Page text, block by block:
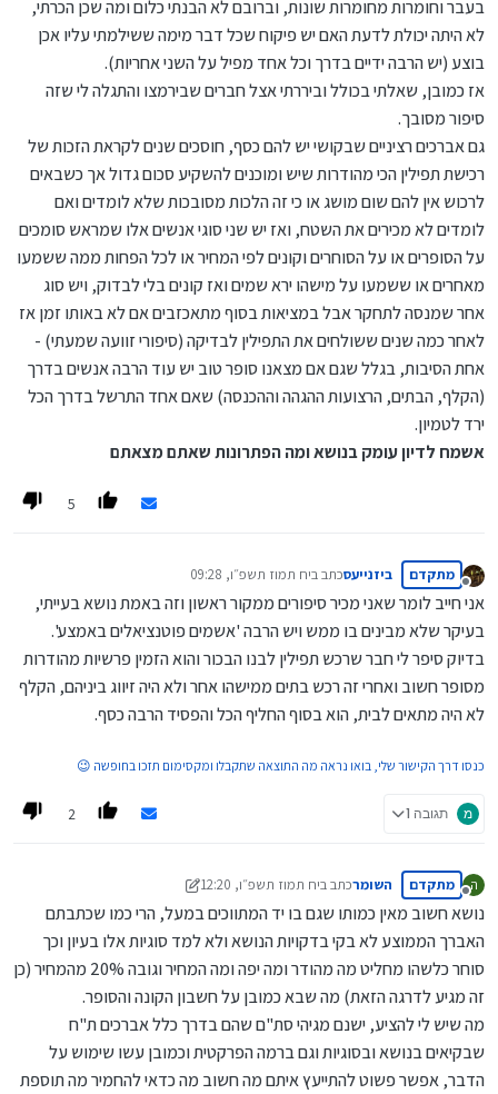
בעבר וחומרות מחומרות שונות, וברובם לא הבנתי כלום ומה שכן הכרתי,
לא היתה יכולת לדעת האם יש פיקוח שכל דבר מימה ששילמתי עליו אכן
בוצע (יש הרבה ידיים בדרך וכל אחד מפיל על השני אחריות).
אז כמובן, שאלתי בכולל וביררתי אצל חברים שבירמצו והתגלה לי שזה
סיפור מסובך.
גם אברכים רציניים שבקושי יש להם כסף, חוסכים שנים לקראת הזכות של
רכישת תפילין הכי מהודרות שיש ומוכנים להשקיע סכום גדול אך כשבאים
לרכוש אין להם שום מושג או כי זה הלכות מסובכות שלא לומדים ואם
לומדים לא מכירים את השטח, ואז יש שני סוגי אנשים אלו שמראש סומכים
על הסופרים או על הסוחרים וקונים לפי המחיר או לכל הפחות ממה ששמעו
מאחרים או ששמעו על מישהו ירא שמים ואז קונים בלי לבדוק, ויש סוג
אחר שמנסה לתחקר אבל במציאות בסוף מתאכזבים אם לא באותו זמן אז
לאחר כמה שנים ששולחים את התפילין לבדיקה (סיפורי זוועה שמעתי) -
אחת הסיבות, בגלל שגם אם מצאנו סופר טוב יש עוד הרבה אנשים בדרך
(הקלף, הבתים, הרצועות ההגהה וההכנסה) שאם אחד התרשל בדרך הכל
ירד לטמיון.
אשמח לדיון עומק בנושא ומה הפתרונות שאתם מצאתם
5
מנותק
מתקדם ביזנייעסכתב ביח תמוז תשפ״ו, 09:28
נערך לאחרונה על ידי
אני חייב לומר שאני מכיר סיפורים ממקור ראשון וזה באמת נושא בעייתי,
בעיקר שלא מבינים בו ממש ויש הרבה 'אשמים פוטנציאלים באמצע'.
בדיוק סיפר לי חבר שרכש תפילין לבנו הבכור והוא הזמין פרשיות מהודרות
מסופר חשוב ואחרי זה רכש בתים ממישהו אחר ולא היה זיווג ביניהם, הקלף
לא היה מתאים לבית, הוא בסוף החליף הכל והפסיד הרבה כסף.
כנסו דרך הקישור שלי, בואו נראה מה התוצאה שתקבלו ומקסימום תזכו בחופשה 😉
מ תגובה 1 2
ה
מנותק
מתקדם השומרכתב ביח תמוז תשפ״ו, 12:20
נערך לאחרונה על ידי השומריח אדר תשפ״ו, 12:21
נושא חשוב מאין כמותו שגם בו יד המתווכים במעל, הרי כמו שכתבתם
האברך הממוצע לא בקי בדקויות הנושא ולא למד סוגיות אלו בעיון וכך
סוחר כלשהו מחליט מה מהודר ומה יפה ומה המחיר וגובה 20% מהמחיר (כן
זה מגיע לדרגה הזאת) מה שבא כמובן על חשבון הקונה והסופר.
מה שיש לי להציע, ישנם מגיהי סת"ם שהם בדרך כלל אברכים ת"ח
שבקיאים בנושא ובסוגיות וגם ברמה הפרקטית וכמובן עשו שימוש על
הדבר, אפשר פשוט להתייעץ איתם מה חשוב מה כדאי להחמיר מה תוספת